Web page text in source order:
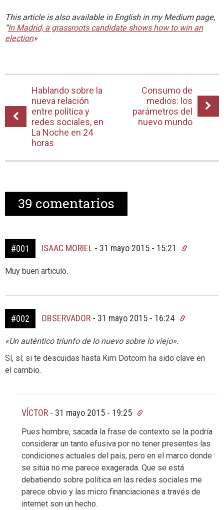
This article is also available in English in my Medium page,
“In Madrid, a grassroots candidate shows how to win an
election»
Hablando sobre la
nueva relación
entre política y
redes sociales, en
La Noche en 24
horas
Consumo de
medios: los
parámetros del
nuevo mundo
39 comentarios
#001 ISAAC MORIEL - 31 mayo 2015 - 15:21
Muy buen articulo.
#002 OBSERVADOR - 31 mayo 2015 - 16:24
«Un auténtico triunfo de lo nuevo sobre lo viejo».
Sí, sí; si te descuidas hasta Kim Dotcom ha sido clave en
el cambio.
VÍCTOR - 31 mayo 2015 - 19:25
Pues hombre, sacada la frase de contexto se la podría
considerar un tanto efusiva por no tener presentes las
condiciones actuales del país, pero en el marco donde
se sitúa no me parece exagerada. Que se está
debatiendo sobre política en las redes sociales me
parece obvio y las micro financiaciones a través de
internet son un hecho.